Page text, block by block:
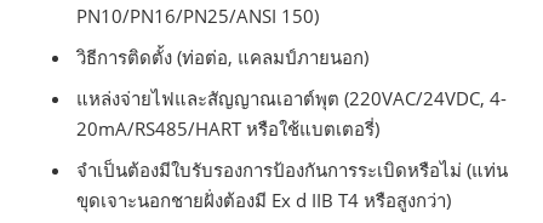
PN10/PN16/PN25/ANSI 150)
วิธีการติดตั้ง (ท่อต่อ, แคลมป์ภายนอก)
แหล่งจ่ายไฟและสัญญาณเอาต์พุต (220VAC/24VDC, 4-
20mA/RS485/HART หรือใช้แบตเตอรี่)
จำเป็นต้องมีใบรับรองการป้องกันการระเบิดหรือไม่ (แท่น
ขุดเจาะนอกชายฝั่งต้องมี Ex d IIB T4 หรือสูงกว่า)